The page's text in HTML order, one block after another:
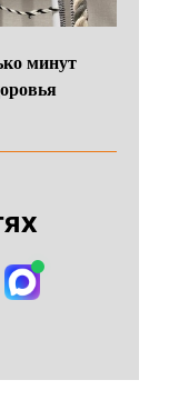
минут